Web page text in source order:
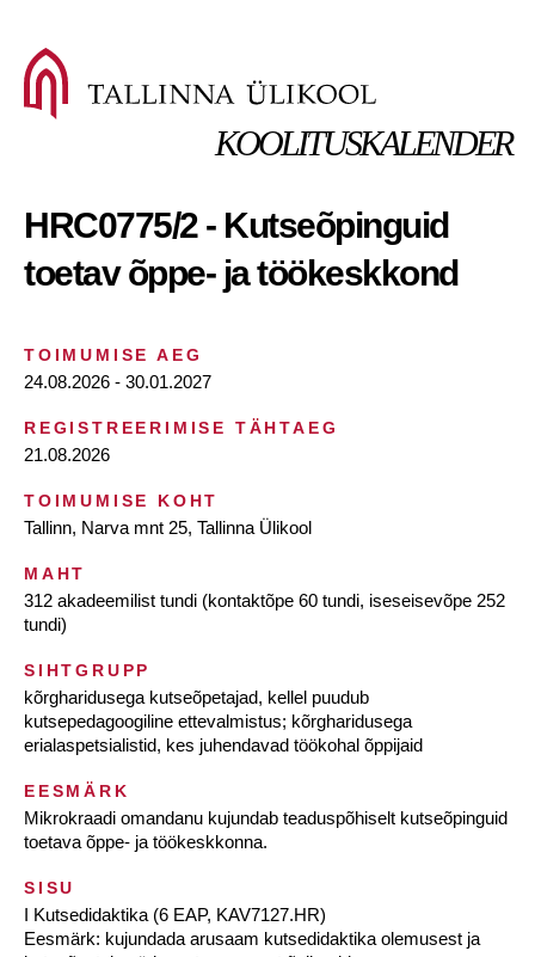
KOOLITUSKALENDER
HRC0775/2 - Kutseõpinguid
toetav õppe- ja töökeskkond
TOIMUMISE AEG
24.08.2026 - 30.01.2027
REGISTREERIMISE TÄHTAEG
21.08.2026
TOIMUMISE KOHT
Tallinn, Narva mnt 25, Tallinna Ülikool
MAHT
312 akadeemilist tundi (kontaktõpe 60 tundi, iseseisevõpe 252
tundi)
SIHTGRUPP
kõrgharidusega kutseõpetajad, kellel puudub
kutsepedagoogiline ettevalmistus; kõrgharidusega
erialaspetsialistid, kes juhendavad töökohal õppijaid
EESMÄRK
Mikrokraadi omandanu kujundab teaduspõhiselt kutseõpinguid
toetava õppe- ja töökeskkonna.
SISU
I Kutsedidaktika (6 EAP, KAV7127.HR)
Eesmärk: kujundada arusaam kutsedidaktika olemusest ja